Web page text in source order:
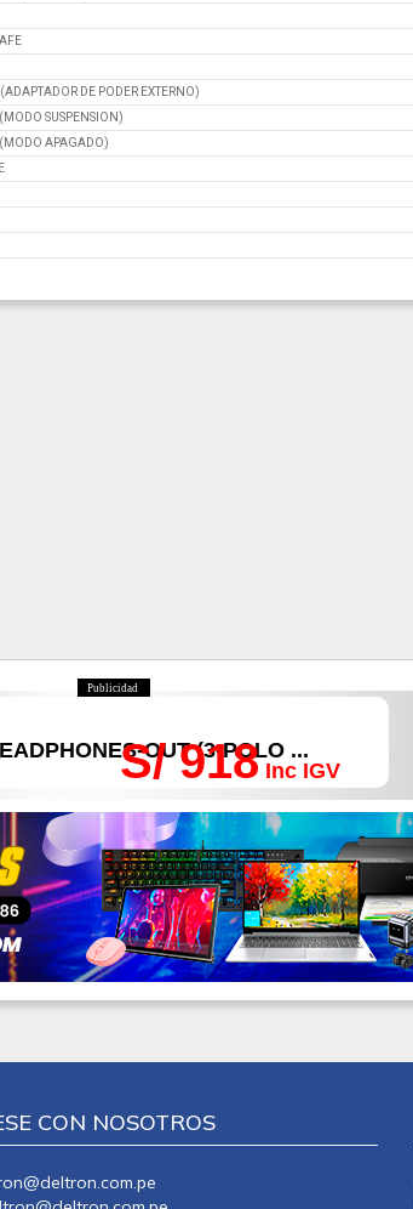
DE PODER EXTERNO)
SUSPENSION)
APAGADO)
Publicidad
S/ 918 Inc IGV
OUT (3-POLO ...
CON NOSOTROS